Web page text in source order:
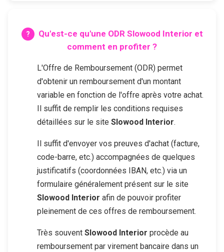
Qu'est-ce qu'une ODR Slowood Interior et
comment en profiter ?
L'Offre de Remboursement (ODR) permet
d'obtenir un remboursement d'un montant
variable en fonction de l'offre après votre achat.
Il suffit de remplir les conditions requises
détaillées sur le site Slowood Interior.
Il suffit d'envoyer vos preuves d'achat (facture,
code-barre, etc.) accompagnées de quelques
justificatifs (coordonnées IBAN, etc.) via un
formulaire généralement présent sur le site
Slowood Interior afin de pouvoir profiter
pleinement de ces offres de remboursement.
Très souvent Slowood Interior procède au
remboursement par virement bancaire dans un